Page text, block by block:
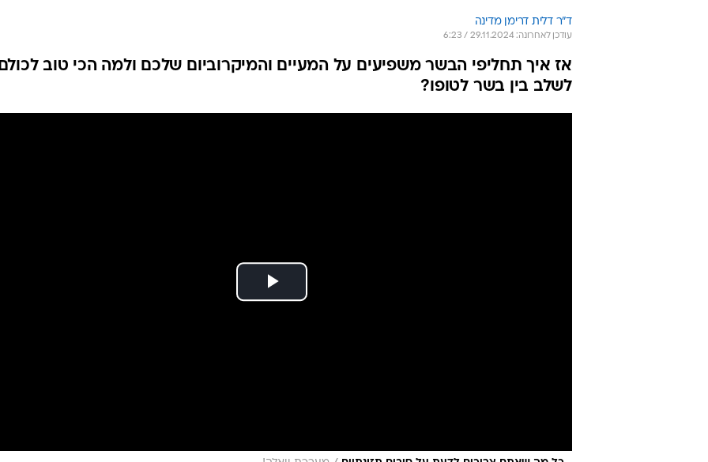
כל
ד"ר דלית דרימן מדינה
עודכן לאחרונה: 29.11.2024 / 6:23
אז איך תחליפי הבשר משפיעים על המעיים והמיקרוביום שלכם ולמה הכי טוב
לשלב בין בשר לטופו?